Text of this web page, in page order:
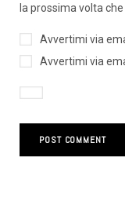
la prossima volta
Avvertimi via
Avvertimi via